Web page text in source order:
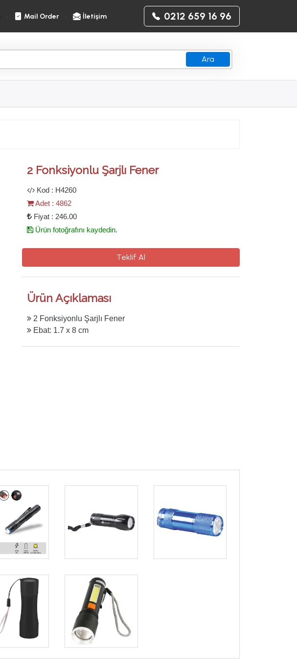
Mail Order İletişim 0212 659 16 96
Ara
2 Fonksiyonlu Şarjlı Fener
Kod : H4260
Adet : 4862
Fiyat : 246.00
Ürün fotoğrafını kaydedin.
Teklif Al
Ürün Açıklaması
2 Fonksiyonlu Şarjlı Fener
Ebat: 1.7 x 8 cm